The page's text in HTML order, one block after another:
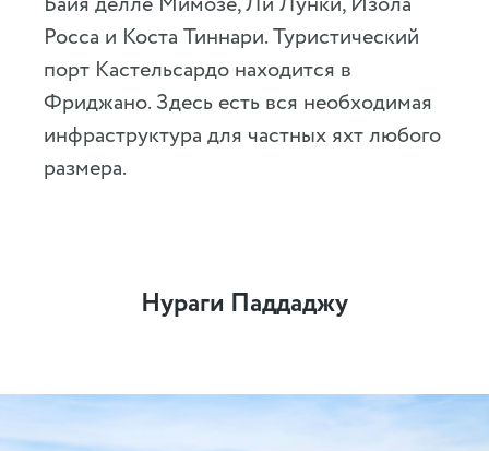
Росса и Коста Тиннари. Туристический
порт Кастельсардо находится в
Фриджано. Здесь есть вся необходимая
инфраструктура для частных яхт любого
размера.
Нураги Паддаджу